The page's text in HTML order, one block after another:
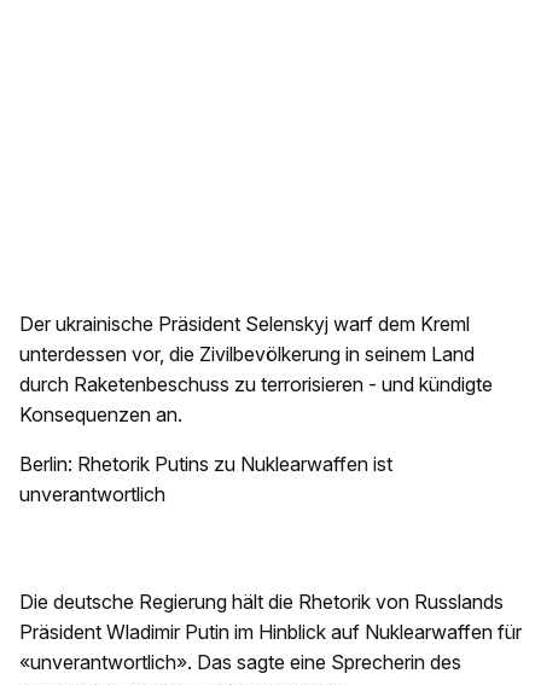
Der ukrainische Präsident Selenskyj warf dem Kreml
unterdessen vor, die Zivilbevölkerung in seinem Land
durch Raketenbeschuss zu terrorisieren - und kündigte
Konsequenzen an.
Berlin: Rhetorik Putins zu Nuklearwaffen ist
unverantwortlich
Die deutsche Regierung hält die Rhetorik von Russlands
Präsident Wladimir Putin im Hinblick auf Nuklearwaffen für
«unverantwortlich». Das sagte eine Sprecherin des